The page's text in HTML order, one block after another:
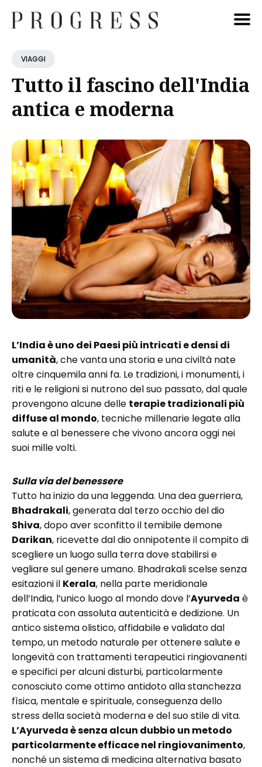
Cerca
VIAGGI
Tutto il fascino dell'India
antica e moderna
L’India è uno dei Paesi più intricati e densi di
umanità, che vanta una storia e una civiltà nate
oltre cinquemila anni fa. Le tradizioni, i monumenti, i
riti e le religioni si nutrono del suo passato, dal quale
provengono alcune delle terapie tradizionali più
diffuse al mondo, tecniche millenarie legate alla
salute e al benessere che vivono ancora oggi nei
suoi mille volti.
Sulla via del benessere
Tutto ha inizio da una leggenda. Una dea guerriera,
Bhadrakali, generata dal terzo occhio del dio
Shiva, dopo aver sconfitto il temibile demone
Darikan, ricevette dal dio onnipotente il compito di
scegliere un luogo sulla terra dove stabilirsi e
vegliare sul genere umano. Bhadrakali scelse senza
esitazioni il Kerala, nella parte meridionale
dell’India, l’unico luogo al mondo dove l’Ayurveda è
praticata con assoluta autenticità e dedizione. Un
antico sistema olistico, affidabile e validato dal
tempo, un metodo naturale per ottenere salute e
longevità con trattamenti terapeutici ringiovanenti
e specifici per alcuni disturbi, particolarmente
conosciuto come ottimo antidoto alla stanchezza
fìsica, mentale e spirituale, conseguenza dello
stress della società moderna e del suo stile di vita.
L’Ayurveda è senza alcun dubbio un metodo
particolarmente efficace nel ringiovanimento,
nonché un sistema di medicina alternativa basato